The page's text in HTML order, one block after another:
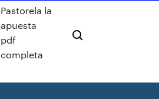
Pastorela la
apuesta
pdf
completa